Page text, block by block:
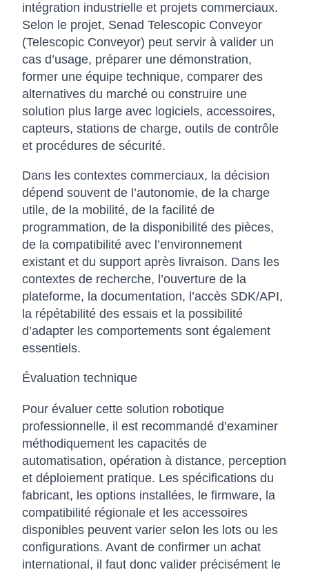
intégration industrielle et projets commerciaux.
Selon le projet, Senad Telescopic Conveyor
(Telescopic Conveyor) peut servir à valider un
cas d’usage, préparer une démonstration,
former une équipe technique, comparer des
alternatives du marché ou construire une
solution plus large avec logiciels, accessoires,
capteurs, stations de charge, outils de contrôle
et procédures de sécurité.
Dans les contextes commerciaux, la décision
dépend souvent de l’autonomie, de la charge
utile, de la mobilité, de la facilité de
programmation, de la disponibilité des pièces,
de la compatibilité avec l’environnement
existant et du support après livraison. Dans les
contextes de recherche, l’ouverture de la
plateforme, la documentation, l’accès SDK/API,
la répétabilité des essais et la possibilité
d’adapter les comportements sont également
essentiels.
Évaluation technique
Pour évaluer cette solution robotique
professionnelle, il est recommandé d’examiner
méthodiquement les capacités de
automatisation, opération à distance, perception
et déploiement pratique. Les spécifications du
fabricant, les options installées, le firmware, la
compatibilité régionale et les accessoires
disponibles peuvent varier selon les lots ou les
configurations. Avant de confirmer un achat
international, il faut donc valider précisément le